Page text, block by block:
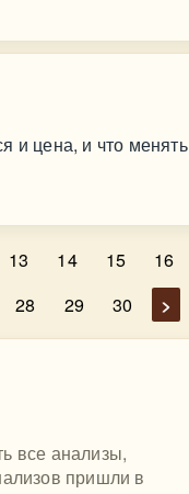
и цена, и что менять
13 14 15
16
28 29 30 >
все анализы,
пришли в